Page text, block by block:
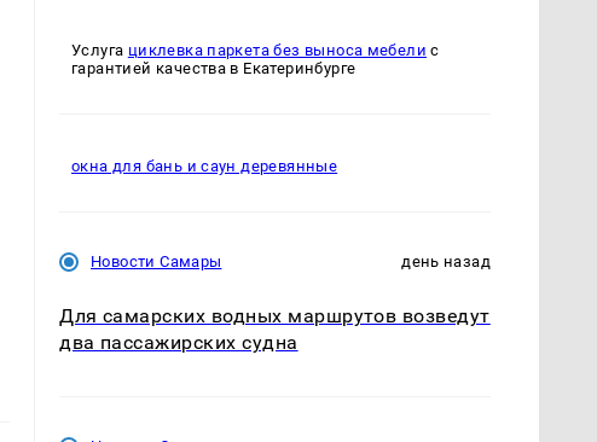
Услуга циклевка паркета без выноса мебели с
гарантией качества в Екатеринбурге
окна для бань и саун деревянные
Новости Самары день назад
Для самарских водных маршрутов возведут
два пассажирских судна